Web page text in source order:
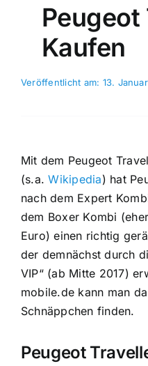
Peugeot
Kaufen
Veröffentlicht am: 13.
Mit dem Peugeot
(s.a.Wikipedia) hat
nach dem Expert
dem Boxer Kombi
Euro) einen richtig
der demnächst durch
VIP“ (ab Mitte 2017)
mobile.de kann man
Schnäppchen finden.
Peugeot